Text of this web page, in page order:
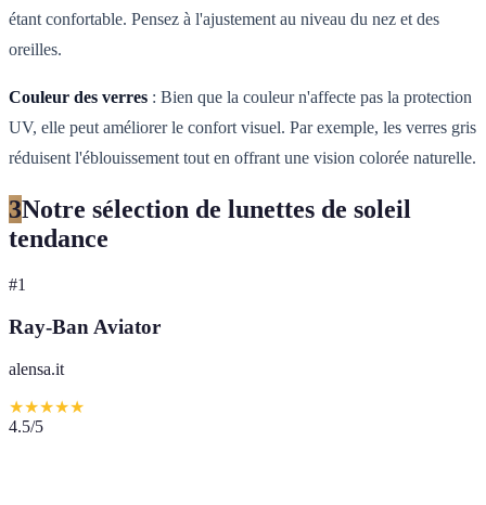
étant confortable. Pensez à l'ajustement au niveau du nez et des
oreilles.
Couleur des verres : Bien que la couleur n'affecte pas la protection
UV, elle peut améliorer le confort visuel. Par exemple, les verres gris
réduisent l'éblouissement tout en offrant une vision colorée naturelle.
3Notre sélection de lunettes de soleil
tendance
#1
Ray-Ban Aviator
alensa.it
★★★★★
4.5/5